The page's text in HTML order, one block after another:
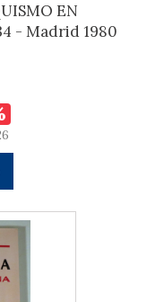
EN
- Madrid 1980